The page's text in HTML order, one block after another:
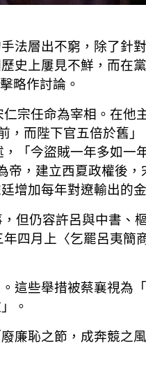
法層出不窮，除了針
史上屢見不鮮，而在
略作討論。
宗任命為宰相。在他
而陛下官五倍於舊
「今盜賊一年多如一
，建立西夏政權後
增加每年對遼輸出的金
但仍容許呂與中書、
四月上〈乞罷呂夷
這些舉措被蔡襄視為
。
廉恥之節，成奔競之風